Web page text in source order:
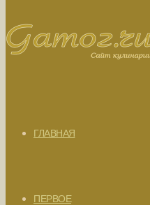
ГЛАВНАЯ
ПЕРВОЕ